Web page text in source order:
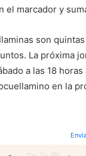
el marcador y
son
La próxima
a las 18
en la